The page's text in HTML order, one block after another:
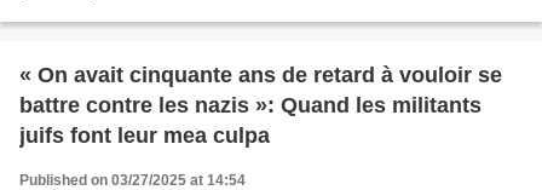
« On avait cinquante ans de retard à vouloir se
battre contre les nazis »: Quand les militants
juifs font leur mea culpa
Published on 03/27/2025 at 14:54